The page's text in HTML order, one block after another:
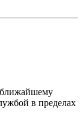
в пределах